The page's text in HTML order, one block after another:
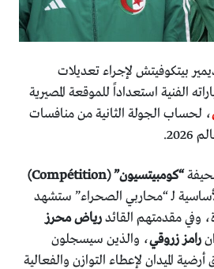
بيتكوفيتش لإجراء تعديلات
الفنية استعداداً للموقعة المصيرية
، لحساب الجولة الثانية من منافسات
“كومبيتسيون” (Compétition)
لـ “محاربي الصحراء” ستشهد
وفي مقدمتهم القائدرياض محرز
رامز زروقي، والذين سيسجلون
الميدان لإعطاء التوازن والفعالية